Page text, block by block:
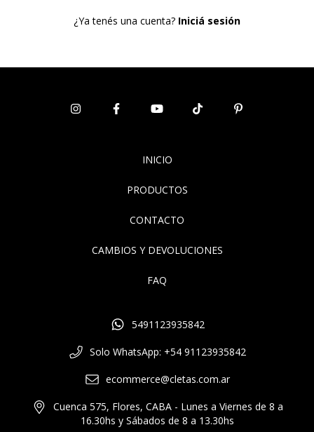
¿Ya tenés una cuenta? Iniciá sesión
INICIO
PRODUCTOS
CONTACTO
CAMBIOS Y DEVOLUCIONES
FAQ
5491123935842
Solo WhatsApp: +54 91123935842
ecommerce@cletas.com.ar
Cuenca 575, Flores, CABA - Lunes a Viernes de 8 a
16.30hs y Sábados de 8 a 13.30hs